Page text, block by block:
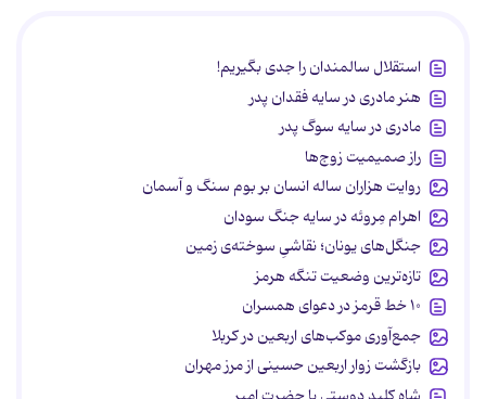
استقلال سالمندان را جدی بگیریم!
هنر مادری در سایه‌ فقدان پدر
مادری در سایه سوگ پدر
راز صمیمیت زوج‌ها
روایت هزاران ساله انسان بر بوم سنگ و آسمان
اهرام مِروئه در سایه جنگ سودان
جنگل‌های یونان؛ نقاشیِ سوخته‌ی زمین
تازه‌ترین وضعیت تنگه هرمز
۱۰ خط قرمز در دعوای همسران
جمع‌آوری موکب‌های اربعین در کربلا
بازگشت زوار اربعین حسینی از مرز مهران